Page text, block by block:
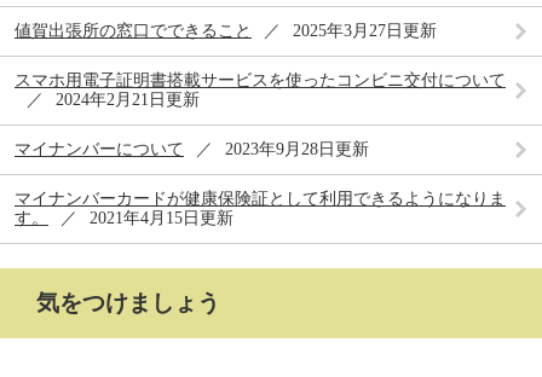
値賀出張所の窓口でできること 2025年3月27日更新
スマホ用電子証明書搭載サービスを使ったコンビニ交付について
2024年2月21日更新
マイナンバーについて 2023年9月28日更新
マイナンバーカードが健康保険証として利用できるようになりま
す。
2021年4月15日更新
気をつけましょう